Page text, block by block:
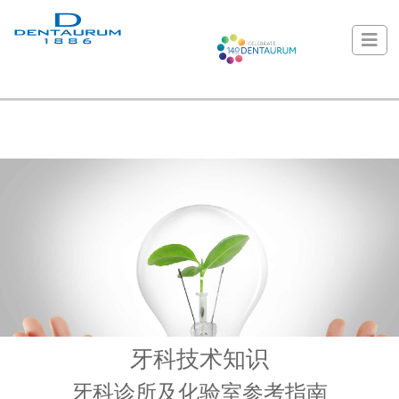
牙科技术知识
牙科诊所及化验室参考指南